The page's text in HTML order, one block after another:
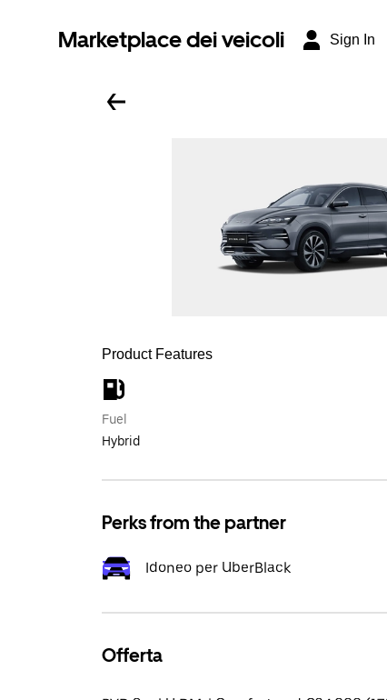
Marketplace dei veicoli Sign In
Product Features
Fuel
Hybrid
Perks from the partner
Idoneo per UberBlack
Offerta